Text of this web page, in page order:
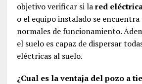
objetivo verificar si lared
o el equipo instalado se
normales de funcionamiento.
el suelo es capaz de dispersar
eléctricas al suelo.
¿Cual es la ventaja del pozo a